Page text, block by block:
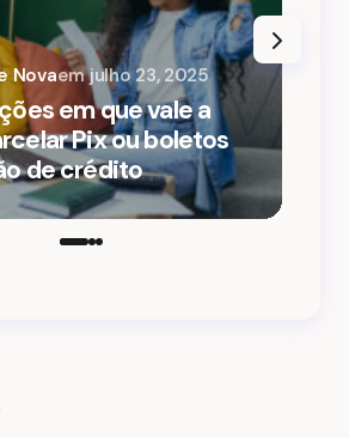
em que vale a
Pix ou boletos
de crédito
Novaem julho 23, 2025